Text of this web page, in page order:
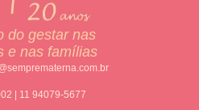
do gestar nas
e nas famílias
| 11 94079-5677